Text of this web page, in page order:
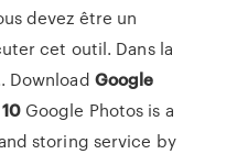
devez être un
cet outil. Dans la
Download Google
10Google Photos is a
storing service by